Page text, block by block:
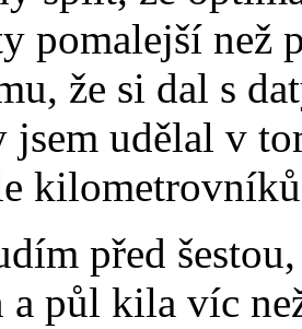
pomalejší než
že si dal s
jsem udělal v
před
a půl kila víc